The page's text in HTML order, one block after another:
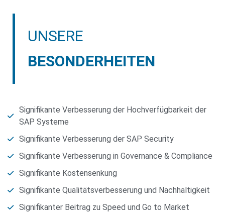
UNSERE
BESONDERHEITEN
Signifikante Verbesserung der Hochverfügbarkeit der
SAP Systeme
Signifikante Verbesserung der SAP Security
Signifikante Verbesserung in Governance & Compliance
Signifikante Kostensenkung
Signifikante Qualitätsverbesserung und Nachhaltigkeit
Signifikanter Beitrag zu Speed und Go to Market